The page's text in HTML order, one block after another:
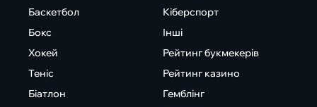
Баскетбол
Бокс
Хокей
Теніс
Біатлон
Кіберспорт
Інші
Рейтинг букмекерів
Рейтинг казино
Гемблінг